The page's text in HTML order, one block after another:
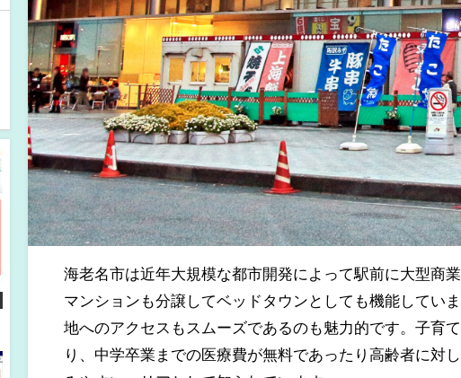
海老名市は近年大規模な都市開発によって駅前に大型商
マンションも分譲してベッドタウンとしても機能してい
地へのアクセスもスムーズであるのも魅力的です。子育
り、中学卒業までの医療費が無料であったり高齢者に対